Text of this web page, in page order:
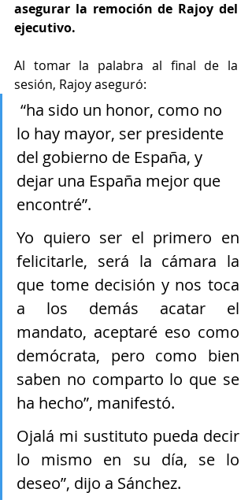
asegurar la remoción de Rajoy del
ejecutivo.
Al tomar la palabra al final de la
sesión, Rajoy aseguró:
lo hay mayor, ser presidente
del gobierno de España, y
dejar una España mejor que
encontré”.
Yo quiero ser el primero en
felicitarle, será la cámara la
que tome decisión y nos toca
a los demás acatar el
mandato, aceptaré eso como
demócrata, pero como bien
saben no comparto lo que se
ha hecho”, manifestó.
Ojalá mi sustituto pueda decir
lo mismo en su día, se lo
deseo”, dijo a Sánchez.